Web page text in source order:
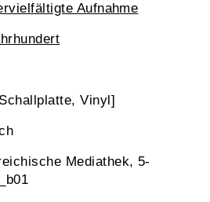
Aufnahme
Vinyl]
Mediathek, 5-